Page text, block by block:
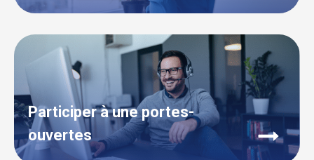
Participer à une portes-
ouvertes